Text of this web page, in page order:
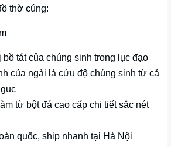
thờ cúng:
tát của chúng sinh trong lục đạo
của ngài là cứu độ chúng sinh từ cả
từ bột đá cao cấp chi tiết sắc nét
quốc, ship nhanh tại Hà Nội